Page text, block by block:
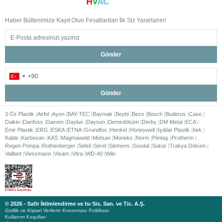
4. Ses Seviyesini Kontrol
Edin
Klima kullanımında konforu etkileyen unsurlardan biri de ses
seviyesidir. Özellikle yatak odası, çalışma odası ve ofis gibi sessiz
ortamlar için düşük desibel değerine sahip duvar tipi klimalar tercih
edilmelidir.
Sessiz çalışan klimalar, yaşam kalitesini artırırken gece
kullanımlarında da rahatsızlık oluşturmaz.
5. Filtreleme ve Hava
Kalitesi Özelliklerini
İnceleyin
Modern duvar tipi klimalar yalnızca ortamı soğutmak veya ısıtmakla
kalmaz, aynı zamanda hava kalitesini artırmaya da yardımcı olur.
Gelişmiş filtre sistemleri sayesinde toz, polen ve çeşitli partiküller
filtrelenebilir.
Haber Bültenimize Kayıt Olun Fırsatlardan İlk Siz Yararlanın!
Gönder
Gönder
3 Öz Plastik Airfel Ayen BAY-TEC Baymak Beybi Beze Bosch Buderus Case
Daikin Danfoss Daxom Daylux Dayson Demirdöküm Derby DM Metal ECA
Emir Plastik
ERG ESKA ETNA Grundfos Henkel Honeywell Işıldar Plastik
İtek
Kalde Karbosan KAS Magmaweld Metsan Moneks Norm Pimtaş
Protherm
Regen Pompa Rothenberger Selsil Serel Siemens Soudal Sukar Trakya Döküm
Vaillant Viessmann Visam Vitra WD-40 Wilo
© 2026 - Safir İklimlendirme ve Isı Sis. San. ve Tic. A.Ş.
Gizlilik ve Kişisel Verilerin Korunması Politikası
Kullanım Koşulları